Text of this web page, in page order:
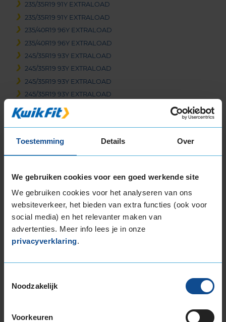
Toestemming Details Over
We gebruiken cookies voor een goed werkende site
We gebruiken cookies voor het analyseren van ons
websiteverkeer, het bieden van extra functies (ook voor
social media) en het relevanter maken van
advertenties. Meer info lees je in onze
privacyverklaring.
Noodzakelijk
Voorkeuren
235/35R19 91Y EXTRALOAD
235/35R19 91Y EXTRALOAD
235/40R19 96Y EXTRALOAD
235/40R19 96Y EXTRALOAD
245/35R19 93Y EXTRALOAD
245/35R19 93Y EXTRALOAD
245/35R19 93Y EXTRALOAD
245/35R19 93Y EXTRALOAD
245/40R19 98Y EXTRALOAD
255/30R19 91Y EXTRALOAD
255/35R19 96Y EXTRALOAD
255/35R19 96Y EXTRALOAD
265/35R19 98Y EXTRALOAD
265/35R19 98Y EXTRALOAD
265/35R19 98Y EXTRALOAD
265/35R19 98Y EXTRALOAD
265/35R19 98Y EXTRALOAD
265/40R19 102Y EXTRALOAD